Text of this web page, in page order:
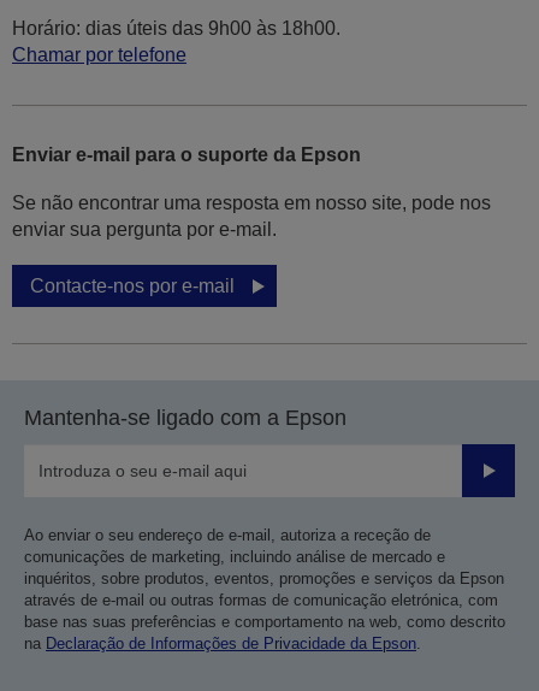
Horário: dias úteis das 9h00 às 18h00.
Chamar por telefone
Enviar e-mail para o suporte da Epson
Se não encontrar uma resposta em nosso site, pode nos
enviar sua pergunta por e-mail.
Contacte-nos por e-mail
Mantenha-se ligado com a Epson
Enviar
Ao enviar o seu endereço de e-mail, autoriza a receção de
comunicações de marketing, incluindo análise de mercado e
inquéritos, sobre produtos, eventos, promoções e serviços da Epson
através de e-mail ou outras formas de comunicação eletrónica, com
base nas suas preferências e comportamento na web, como descrito
na Declaração de Informações de Privacidade da Epson.